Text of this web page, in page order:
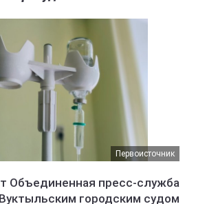
Первоисточник
Объединенная пресс-служба
городским судом